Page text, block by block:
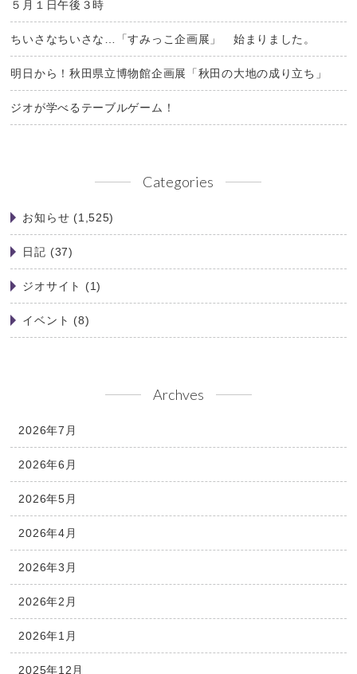
５月１日午後３時
ちいさなちいさな…「すみっこ企画展」 始まりました。
明日から！秋田県立博物館企画展「秋田の大地の成り立ち」
ジオが学べるテーブルゲーム！
Categories
お知らせ (1,525)
日記 (37)
ジオサイト (1)
イベント (8)
Archves
2026年7月
2026年6月
2026年5月
2026年4月
2026年3月
2026年2月
2026年1月
2025年12月